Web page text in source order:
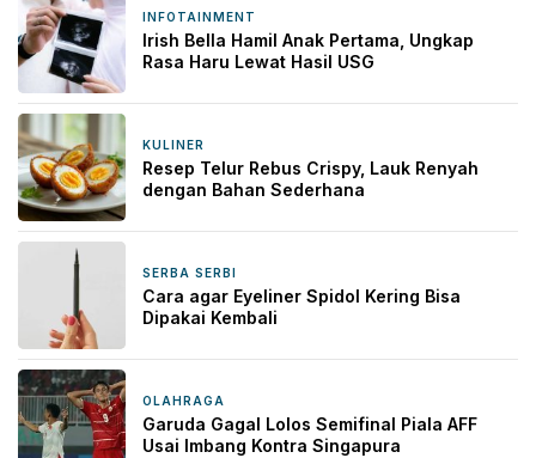
INFOTAINMENT
Irish Bella Hamil Anak Pertama, Ungkap
Rasa Haru Lewat Hasil USG
KULINER
Resep Telur Rebus Crispy, Lauk Renyah
dengan Bahan Sederhana
SERBA SERBI
Cara agar Eyeliner Spidol Kering Bisa
Dipakai Kembali
OLAHRAGA
Garuda Gagal Lolos Semifinal Piala AFF
Usai Imbang Kontra Singapura